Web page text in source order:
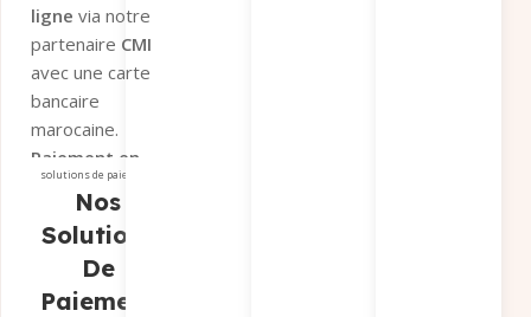
ligne via notre
partenaire CMI
avec une carte
bancaire
marocaine.
Paiement en
magasin si
vous préférez
récupérer
commande sur
solutions de paiement
Nos
Solutions
De
Paiement